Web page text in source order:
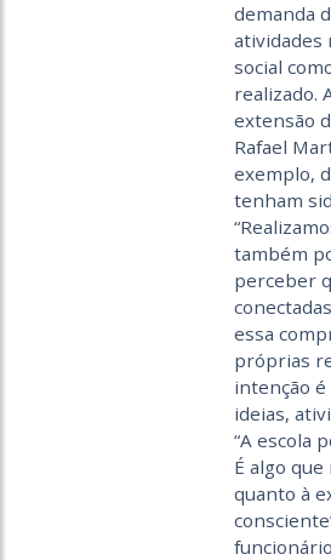
demanda
atividades
social
realizado.
extensão
Rafael
exemplo,
tenham
também
perceber
essa
próprias
intenção é
ideias,
“A escola
É algo
quanto à